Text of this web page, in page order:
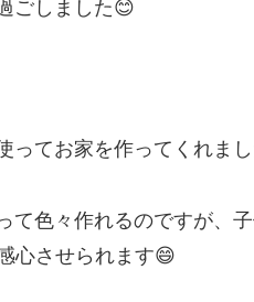
ごしました😊
ってお家を作ってくれま
て色々作れるのですが、
心させられます😄